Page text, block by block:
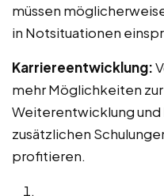
müssen
in Notsituationen
Karriereentwicklung:
mehr Möglichkeiten
Weiterentwicklung und
zusätzlichen
profitieren.